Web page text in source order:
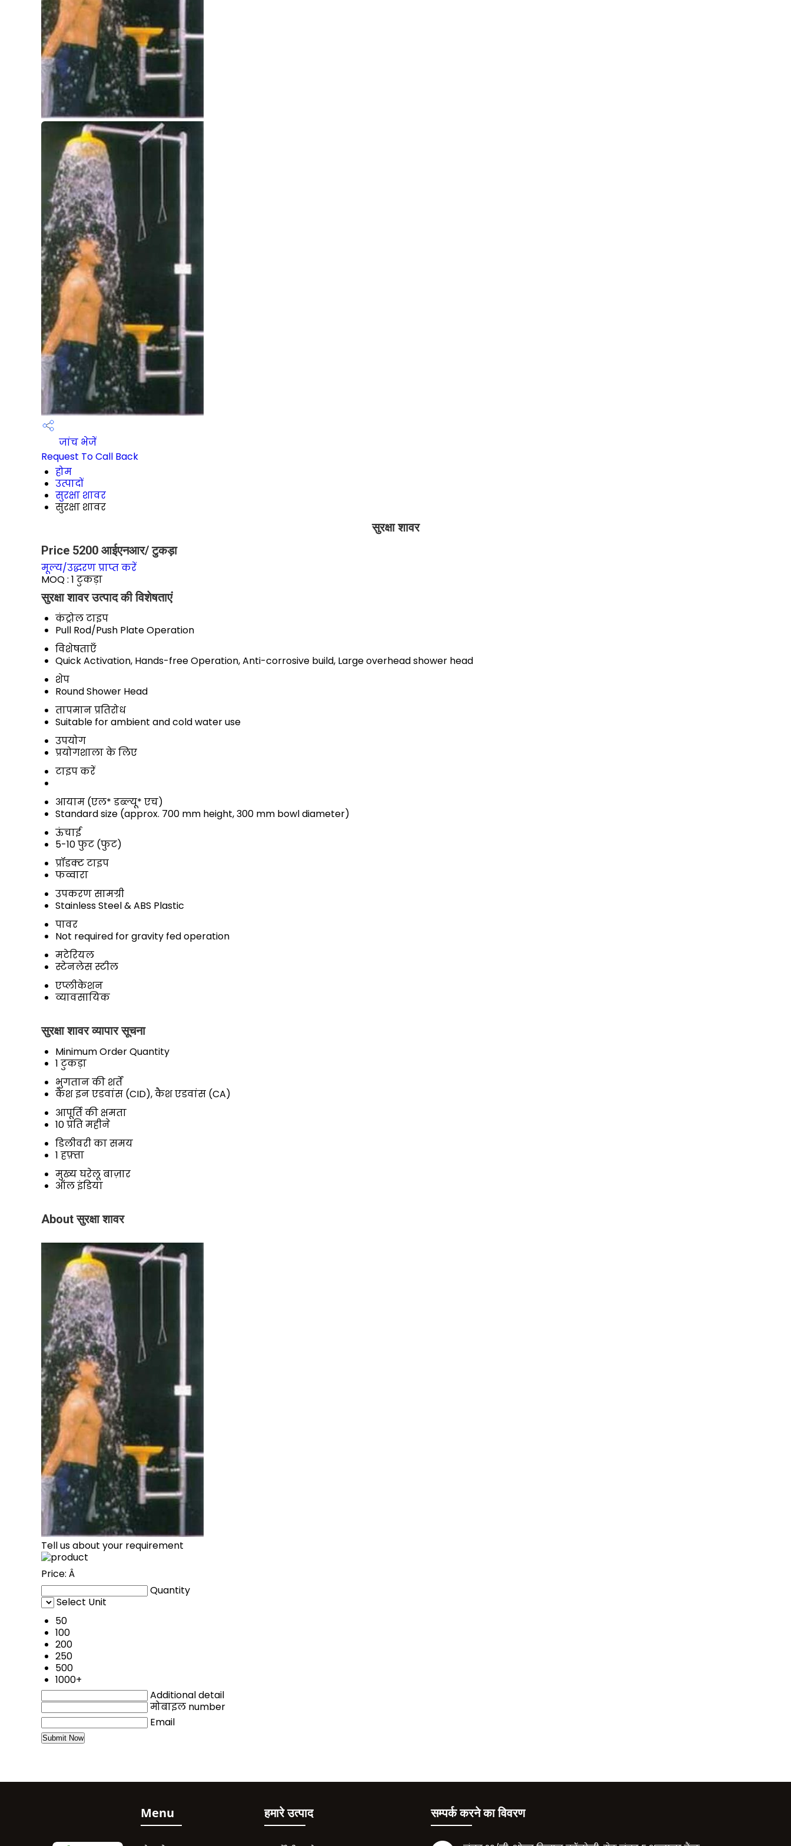
जांच भेजें
Request To Call Back
होम
उत्पादों
सुरक्षा शावर
सुरक्षा शावर
सुरक्षा शावर
Price 5200 आईएनआर/ टुकड़ा
मूल्य/उद्धरण प्राप्त करें
MOQ : 1 टुकड़ा
सुरक्षा शावर उत्पाद की विशेषताएं
कंट्रोल टाइप
Pull Rod/Push Plate Operation
विशेषताएँ
Quick Activation, Hands-free Operation, Anti-corrosive build, Large overhead shower head
शेप
Round Shower Head
तापमान प्रतिरोध
Suitable for ambient and cold water use
उपयोग
प्रयोगशाला के लिए
टाइप करें
आयाम (एल* डब्ल्यू* एच)
Standard size (approx. 700 mm height, 300 mm bowl diameter)
ऊंचाई
5-10 फुट (फुट)
प्रॉडक्ट टाइप
फव्वारा
उपकरण सामग्री
Stainless Steel & ABS Plastic
पावर
Not required for gravity fed operation
मटेरियल
स्टेनलेस स्टील
एप्लीकेशन
व्यावसायिक
सुरक्षा शावर व्यापार सूचना
Minimum Order Quantity
1 टुकड़ा
भुगतान की शर्तें
कैश इन एडवांस (CID), कैश एडवांस (CA)
आपूर्ति की क्षमता
10 प्रति महीने
डिलीवरी का समय
1 हफ़्ता
मुख्य घरेलू बाज़ार
ऑल इंडिया
About सुरक्षा शावर
Tell us about your requirement
Price: Â
Quantity
Select Unit
50
100
200
250
500
1000+
Additional detail
मोबाइल number
Email
Menu हमारे उत्पाद सम्पर्क करने का विवरण